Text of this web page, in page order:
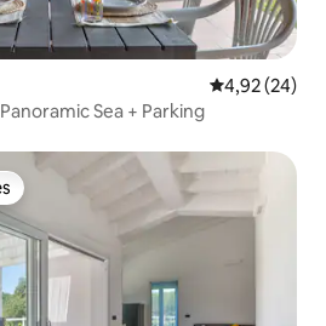
4,92 de uma
4,92 (24)
Sea + Parking